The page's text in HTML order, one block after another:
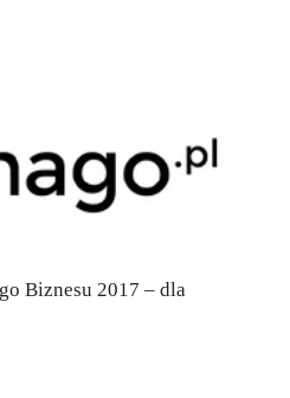
Biznesu 2017 – dla